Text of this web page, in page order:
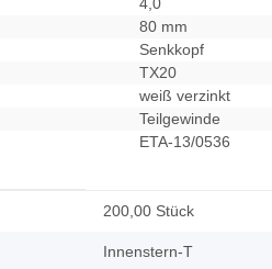
4,0
80 mm
Senkkopf
TX20
weiß verzinkt
Teilgewinde
ETA-13/0536
200,00 Stück
Innenstern-T